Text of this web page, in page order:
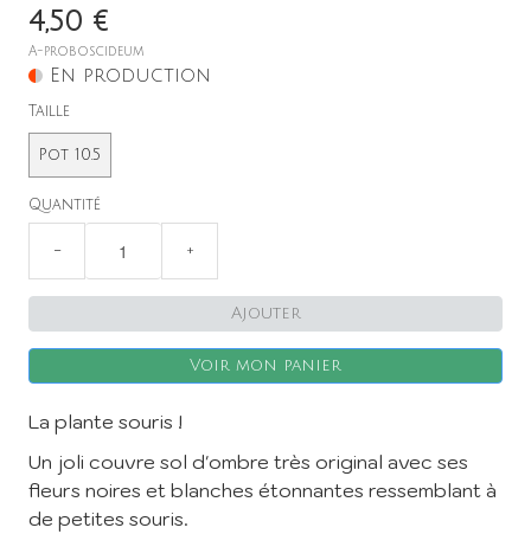
4,50 €
A-proboscideum
En production
Taille
Pot 10.5
Quantité
− +
Ajouter
Voir mon panier
La plante souris !
Un joli couvre sol d'ombre très original avec ses
fleurs noires et blanches étonnantes ressemblant à
de petites souris.